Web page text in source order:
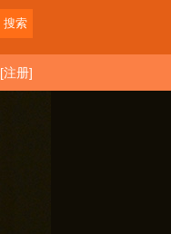
[注册]